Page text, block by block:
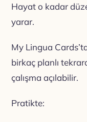
Hayat o kadar
yarar.
My Lingua
birkaç planlı
çalışma açılabilir.
Pratikte: